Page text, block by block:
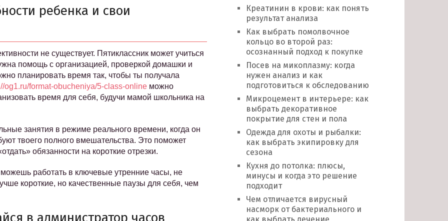
ребенка и свои
не существует. Пятиклассник может учиться
помощь с организацией, проверкой домашки и
планировать время так, чтобы ты получала
og1.ru/format-obucheniya/5-class-online можно
время для себя, будучи мамой школьника на
занятия в режиме реального времени, когда он
твоего полного вмешательства. Это поможет
обязанности на короткие отрезки.
работать в ключевые утренние часы, не
короткие, но качественные паузы для себя, чем
в администратор часов
Креатинин в крови: как понять
результат анализа
Как выбрать помолвочное
кольцо во второй раз:
осознанный подход к покупке
Посев на микоплазму: когда
нужен анализ и как
подготовиться к обследованию
Микроцемент в интерьере: как
выбрать декоративное
покрытие для стен и пола
Одежда для охоты и рыбалки:
как выбрать экипировку для
сезона
Кухня до потолка: плюсы,
минусы и когда это решение
подходит
Чем отличается вирусный
насморк от бактериального и